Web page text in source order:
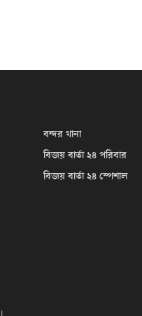
বন্দর থানা
বিজয় বার্তা ২৪ পরিবার
বিজয় বার্তা ২৪ স্পেশাল